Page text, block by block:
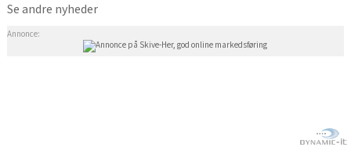
Se andre nyheder
Annonce: